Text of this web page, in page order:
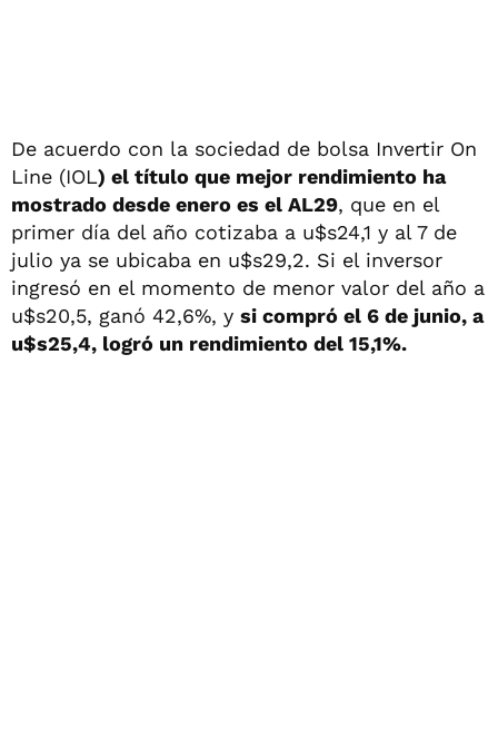
De acuerdo con la sociedad de bolsa Invertir On
Line (IOL) el título que mejor rendimiento ha
mostrado desde enero es el AL29, que en el
primer día del año cotizaba a u$s24,1 y al 7 de
julio ya se ubicaba en u$s29,2. Si el inversor
ingresó en el momento de menor valor del año a
u$s20,5, ganó 42,6%, y si compró el 6 de junio, a
u$s25,4, logró un rendimiento del 15,1%.